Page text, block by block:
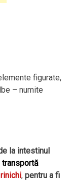
figurate,
– numite
la intestinul
transportă
,pentru a fi